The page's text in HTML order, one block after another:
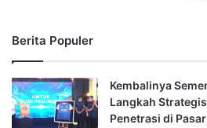
Berita Populer
Kembalinya
Langkah
Penetrasi di